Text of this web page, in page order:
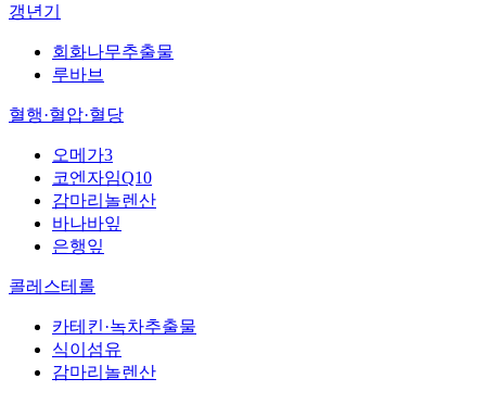
갱년기
회화나무추출물
루바브
혈행·혈압·혈당
오메가3
코엔자임Q10
감마리놀렌산
바나바잎
은행잎
콜레스테롤
카테킨·녹차추출물
식이섬유
감마리놀렌산